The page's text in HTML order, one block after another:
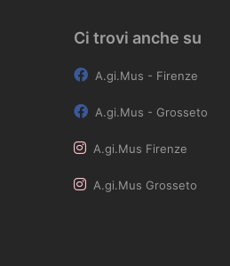
Ci trovi anche su
A.gi.Mus - Firenze
A.gi.Mus - Grosseto
A.gi.Mus Firenze
A.gi.Mus Grosseto